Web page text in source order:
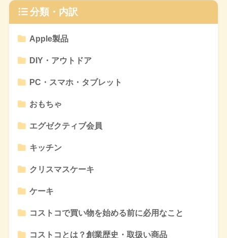
分類・内訳
Apple製品
DIY・アウトドア
PC・スマホ・タブレット
おもちゃ
エグゼクティブ会員
キッチン
クリスマスケーキ
ケーキ
コストコで買い物を始める前に必用なこと
コストコとは？創業歴史・取扱い商品